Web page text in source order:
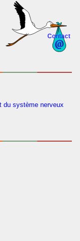
Contact
du système nerveux